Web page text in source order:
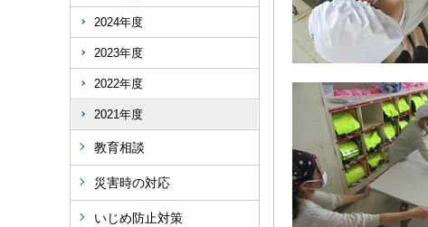
2024年度
2023年度
2022年度
2021年度
教育相談
災害時の対応
いじめ防止対策